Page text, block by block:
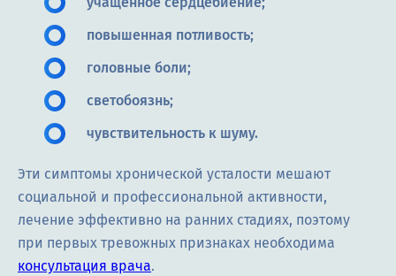
повышенная потливость;
головные боли;
светобоязнь;
чувствительность к шуму.
Эти симптомы хронической усталости мешают
социальной и профессиональной активности,
лечение эффективно на ранних стадиях, поэтому
при первых тревожных признаках необходима
консультация врача.